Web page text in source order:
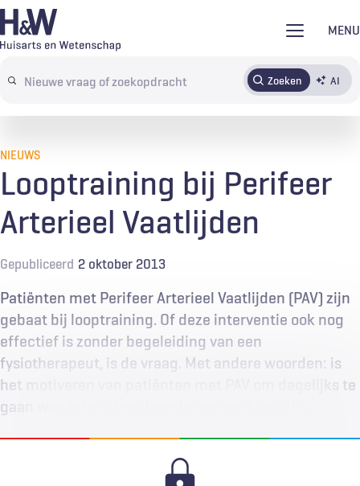
Overslaan
en
de
MENU
Search
terms
Zoeken AI
AbonnerenTijdschrift Inloggen
NIEUWS
Looptraining bij Perifeer
Arterieel Vaatlijden
Gepubliceerd 2 oktober 2013
Patiënten met Perifeer Arterieel Vaatlijden (PAV) zijn
gebaat bij looptraining. Of deze interventie ook nog
effectief is zonder begeleiding van een
fysiotherapeut, is de vraag. Met andere woorden: is
het motiveren van patiënten met PAV om dagelijks te
gaan wandelen al voldoende om een klinisch…